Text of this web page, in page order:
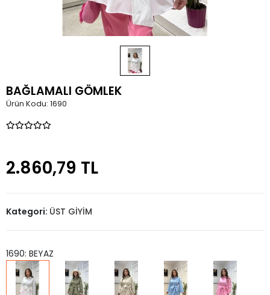
BAĞLAMALI GÖMLEK
Ürün Kodu: 1690
2.860,79 TL
Kategori: ÜST GİYİM
1690: BEYAZ